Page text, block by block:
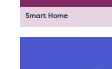
Smart Home